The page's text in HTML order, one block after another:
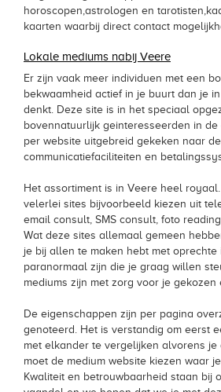
horoscopen,astrologen en
kaarten waarbij direct contact
Lokale mediums nabij Veere
Er zijn vaak meer individuen met een
bekwaamheid actief in je buurt dan je
denkt. Deze site is in het speciaal
bovennatuurlijk geinteresseerden in de
per website uitgebreid gekeken naar
communicatiefaciliteiten en
Het assortiment is in Veere heel
velerlei sites bijvoorbeeld kiezen uit
email consult, SMS consult, foto
Wat deze sites allemaal gemeen
je bij allen te maken hebt met oprechte
paranormaal zijn die je graag willen
mediums zijn met zorg voor je gekozen
De eigenschappen zijn per pagina
genoteerd. Het is verstandig om eerst
met elkander te vergelijken alvorens je
moet de medium website kiezen waar
Kwaliteit en betrouwbaarheid staan bij